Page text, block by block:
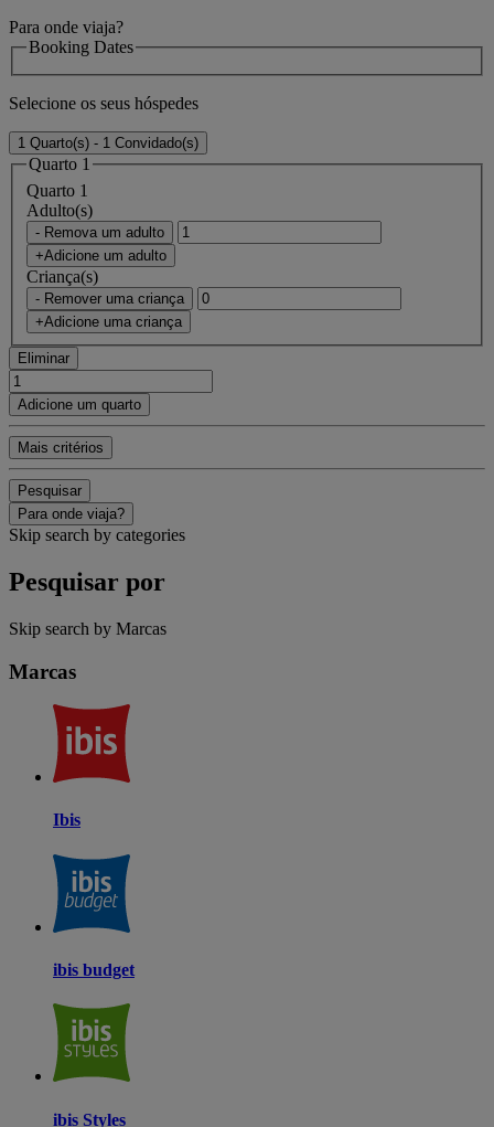
Para onde viaja?
Booking Dates
Selecione os seus hóspedes
1 Quarto(s) - 1 Convidado(s)
Quarto 1
Quarto 1
Adulto(s)
- Remova um adulto
+Adicione um adulto
Criança(s)
- Remover uma criança
+Adicione uma criança
Eliminar
Adicione um quarto
Mais critérios
Pesquisar
Para onde viaja?
Skip search by categories
Pesquisar por
Skip search by Marcas
Marcas
Ibis
ibis budget
ibis Styles